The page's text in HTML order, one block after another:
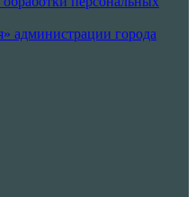
администрации города